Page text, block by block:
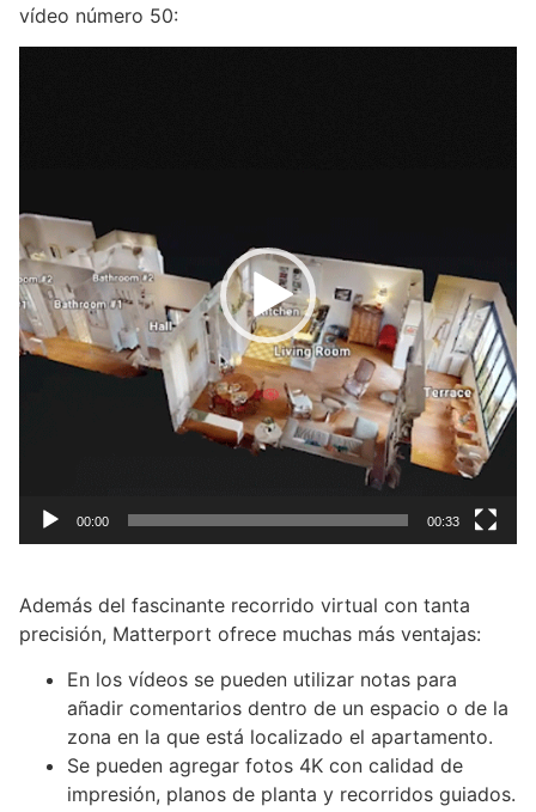
vídeo número 50:
00:00 00:33
Además del fascinante recorrido virtual con tanta
precisión, Matterport ofrece muchas más ventajas:
En los vídeos se pueden utilizar notas para
añadir comentarios dentro de un espacio o de la
zona en la que está localizado el apartamento.
Se pueden agregar fotos 4K con calidad de
impresión, planos de planta y recorridos guiados.